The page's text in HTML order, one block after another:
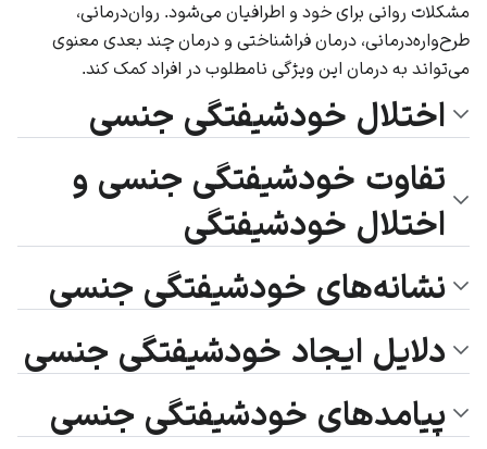
مشکلات روانی برای خود و اطرافیان می‌شود. روان‌درمانی،
طرح‌واره‌درمانی، درمان فراشناختی و درمان چند بعدی معنوی
می‌تواند به درمان این ویژگی نامطلوب در افراد کمک کند.
اختلال خودشیفتگی جنسی
تفاوت خودشیفتگی جنسی و
اختلال خودشیفتگی
نشانه‌های خودشیفتگی جنسی
دلایل ایجاد خودشیفتگی جنسی
پیامدهای خودشیفتگی جنسی